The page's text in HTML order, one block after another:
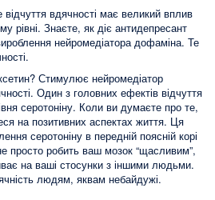
вдячності має великий вплив
рівні. Знаєте, як діє антидепресант
нейромедіатора дофаміна. Те
Стимулює нейромедіатор
Один з головних ефектів відчуття
серотоніну. Коли ви думаєте про те,
на позитивних аспектах життя. Ця
серотоніну в передній поясній корі
просто робить ваш мозок “щасливим”,
на ваші стосунки з іншими людьми.
людям, яквам небайдужі.